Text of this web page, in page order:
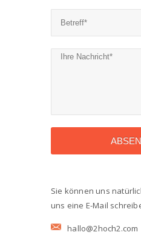
Sie können uns
uns eine E-Mail
hallo@2hoch2.com